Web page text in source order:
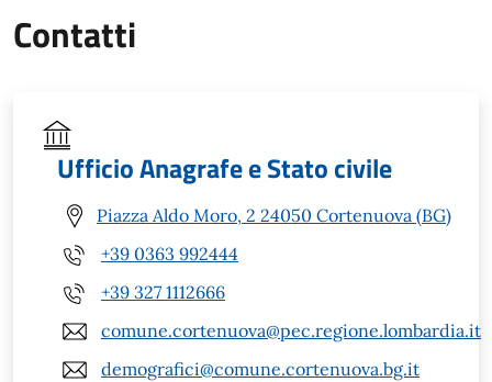
Contatti
Ufficio Anagrafe e Stato civile
Piazza Aldo Moro, 2 24050 Cortenuova (BG)
+39 0363 992444
+39 327 1112666
comune.cortenuova@pec.regione.lombardia.it
demografici@comune.cortenuova.bg.it